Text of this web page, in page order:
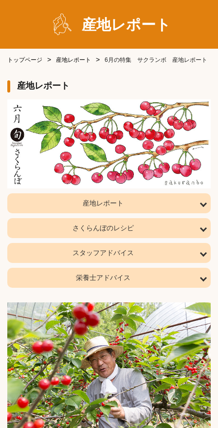
産地レポート
トップページ 産地レポート 6月の特集 サクランボ 産地レポート
産地レポート
産地レポート
さくらんぼのレシピ
スタッフアドバイス
栄養士アドバイス